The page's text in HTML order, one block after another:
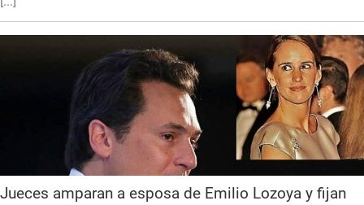
Jueces amparan a esposa de Emilio Lozoya y fijan